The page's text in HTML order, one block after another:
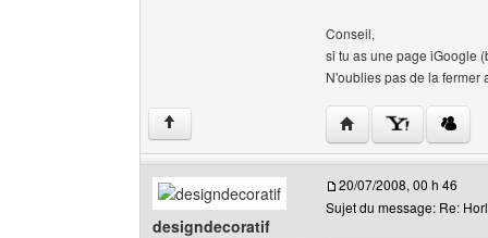
Conseil,
si tu as une page iGoogle
N'oublies pas de la fermer
↑ Visiter le site web
designdecoratif
20/07/2008, 00 h 46
Sujet du message: Re: